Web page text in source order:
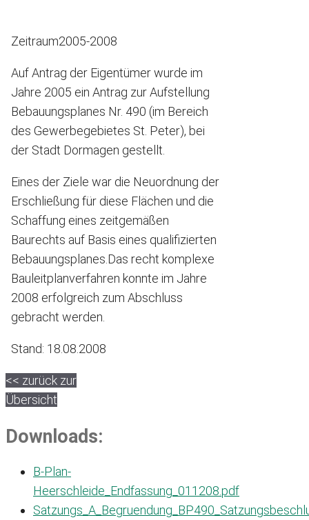
Zeitraum2005-2008
Auf Antrag der Eigentümer wurde im
Jahre 2005 ein Antrag zur Aufstellung
Bebauungsplanes Nr. 490 (im Bereich
des Gewerbegebietes St. Peter), bei
der Stadt Dormagen gestellt.
Eines der Ziele war die Neuordnung der
Erschließung für diese Flächen und die
Schaffung eines zeitgemäßen
Baurechts auf Basis eines qualifizierten
Bebauungsplanes.Das recht komplexe
Bauleitplanverfahren konnte im Jahre
2008 erfolgreich zum Abschluss
gebracht werden.
Stand: 18.08.2008
<< zurück zur
Übersicht
Downloads:
B-Plan-
Heerschleide_Endfassung_011208.pdf